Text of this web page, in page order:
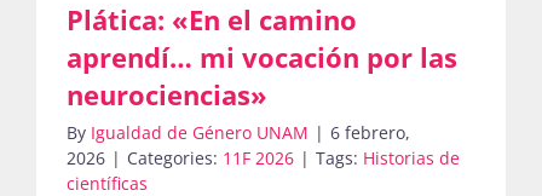
Publicaciones
Bienvenida generación 2027-1
Plática: «En el camino
aprendí… mi vocación por las
neurociencias»
By Igualdad de Género UNAM | 6 febrero,
2026 | Categories: 11F 2026 | Tags: Historias de
científicas